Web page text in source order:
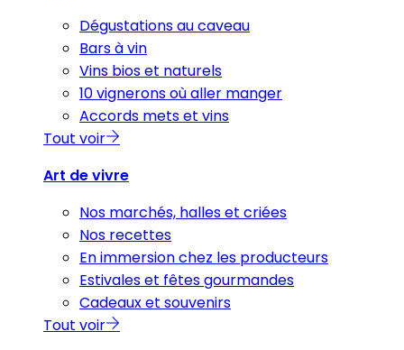
Dégustations au caveau
Bars à vin
Vins bios et naturels
10 vignerons où aller manger
Accords mets et vins
Tout voir
Art de vivre
Nos marchés, halles et criées
Nos recettes
En immersion chez les producteurs
Estivales et fêtes gourmandes
Cadeaux et souvenirs
Tout voir